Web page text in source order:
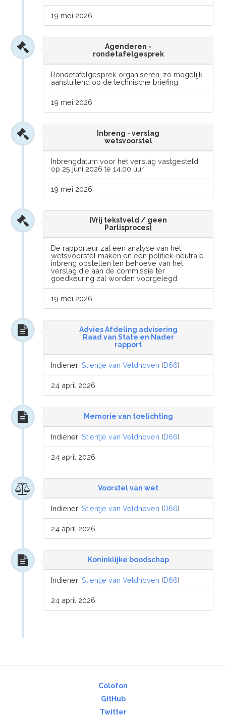
19 mei 2026
Agenderen -
rondetafelgesprek
Rondetafelgesprek organiseren, zo mogelijk
aansluitend op de technische briefing.
19 mei 2026
Inbreng - verslag
wetsvoorstel
Inbrengdatum voor het verslag vastgesteld
op 25 juni 2026 te 14.00 uur.
19 mei 2026
[Vrij tekstveld / geen
Parlisproces]
De rapporteur zal een analyse van het
wetsvoorstel maken en een politiek-neutrale
inbreng opstellen ten behoeve van het
verslag die aan de commissie ter
goedkeuring zal worden voorgelegd.
19 mei 2026
Advies Afdeling advisering
Raad van State en Nader
rapport
Indiener:Stientje van Veldhoven (D66)
24 april 2026
Memorie van toelichting
Indiener:Stientje van Veldhoven (D66)
24 april 2026
Voorstel van wet
Indiener:Stientje van Veldhoven (D66)
24 april 2026
Koninklijke boodschap
Indiener:Stientje van Veldhoven (D66)
24 april 2026
Colofon
GitHub
Twitter